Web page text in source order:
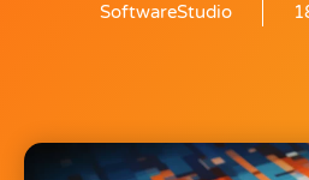
SoftwareStudio